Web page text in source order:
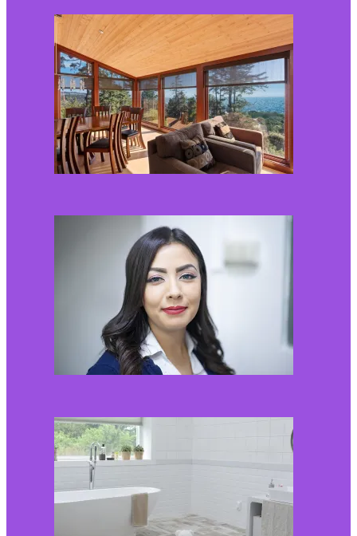
Kur nusipirkti medines
žaliuzes Klaipėdoje?
2026-08-01
Kaip miegamojo
atmosfera veikia odos
senėjimą?
2026-06-01
2026-05-12